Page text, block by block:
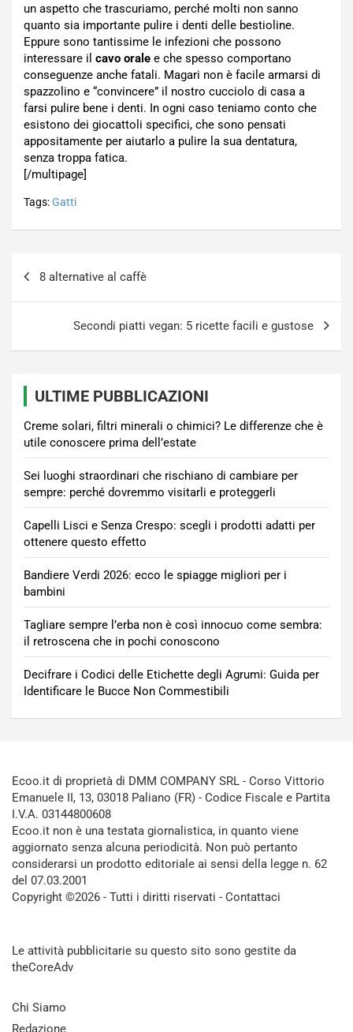
un aspetto che trascuriamo, perché molti non sanno
quanto sia importante pulire i denti delle bestioline.
Eppure sono tantissime le infezioni che possono
interessare il cavo orale e che spesso comportano
conseguenze anche fatali. Magari non è facile armarsi di
spazzolino e “convincere” il nostro cucciolo di casa a
farsi pulire bene i denti. In ogni caso teniamo conto che
esistono dei giocattoli specifici, che sono pensati
appositamente per aiutarlo a pulire la sua dentatura,
senza troppa fatica.
[/multipage]
Tags:Gatti
8 alternative al caffè
Secondi piatti vegan: 5 ricette facili e gustose
ULTIME PUBBLICAZIONI
Creme solari, filtri minerali o chimici? Le differenze che è
utile conoscere prima dell’estate
Sei luoghi straordinari che rischiano di cambiare per
sempre: perché dovremmo visitarli e proteggerli
Capelli Lisci e Senza Crespo: scegli i prodotti adatti per
ottenere questo effetto
Bandiere Verdi 2026: ecco le spiagge migliori per i
bambini
Tagliare sempre l’erba non è così innocuo come sembra:
il retroscena che in pochi conoscono
Decifrare i Codici delle Etichette degli Agrumi: Guida per
Identificare le Bucce Non Commestibili
Ecoo.it di proprietà di DMM COMPANY SRL - Corso Vittorio
Emanuele II, 13, 03018 Paliano (FR) - Codice Fiscale e Partita
I.V.A. 03144800608
Ecoo.it non è una testata giornalistica, in quanto viene
aggiornato senza alcuna periodicità. Non può pertanto
considerarsi un prodotto editoriale ai sensi della legge n. 62
del 07.03.2001
Copyright ©2026 - Tutti i diritti riservati - Contattaci
Le attività pubblicitarie su questo sito sono gestite da
theCoreAdv
Chi Siamo
Redazione